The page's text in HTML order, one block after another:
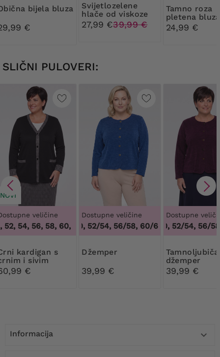
Obična bijela bluza
€
Svijetlozelene
hlače od viskoze
27,99 €39,99 €
Tamno roza
pletena bluza
24,99 €
SLIČNI PULOVERI:
NOVI
veličine
54, 56, 58, 60, 62, 64,48, 50, 52, 54, 56, 58, 60, 62, 64
s
i sivim
€
Dostupne veličine
48/50, 52/54, 56/58, 60/62 48/50, 52/54,
džemper
39,99 €
Dostupne
48/50, 52/54, 56/
Tamnoljubičasti
džemper
39,99 €
Informacija 